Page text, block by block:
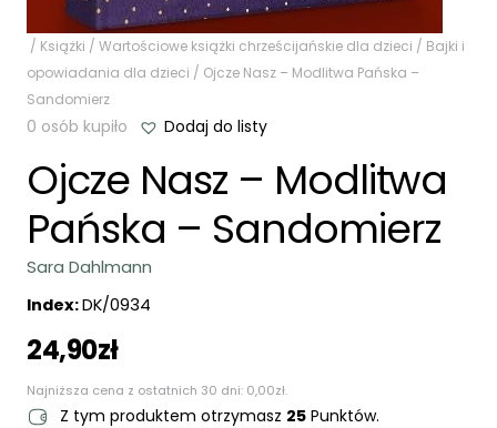
/ Książki / Wartościowe książki chrześcijańskie dla dzieci / Bajki i
opowiadania dla dzieci / Ojcze Nasz – Modlitwa Pańska –
Sandomierz
0 osób kupiło Dodaj do listy
Ojcze Nasz – Modlitwa
Pańska – Sandomierz
Sara Dahlmann
Index:DK/0934
24,90zł
Najniższa cena z ostatnich 30 dni: 0,00zł.
Z tym produktem otrzymasz 25 Punktów.